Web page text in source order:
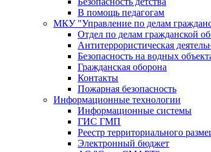
В помощь педагогам
МКУ "Управление по делам
Отдел по делам гражданской
Антитеррористическая
Безопасность на водных
Гражданская оборона
Контакты
Пожарная безопасность
Информационные технологии
Информационные системы
ГИС ГМП
Реестр территориального
Электронный бюджет